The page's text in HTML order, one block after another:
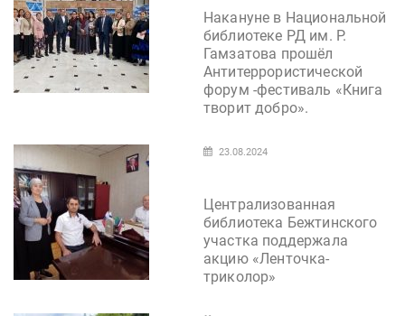
Накануне в Национальной
библиотеке РД им. Р.
Гамзатова прошёл
Антитеррористической
форум -фестиваль «Книга
творит добро».
23.08.2024
Централизованная
библиотека Бежтинского
участка поддержала
акцию «Ленточка-
триколор»